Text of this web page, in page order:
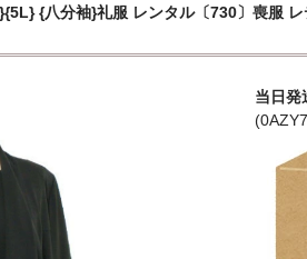
{八分袖}礼服 レンタル〔730〕喪服
当日発